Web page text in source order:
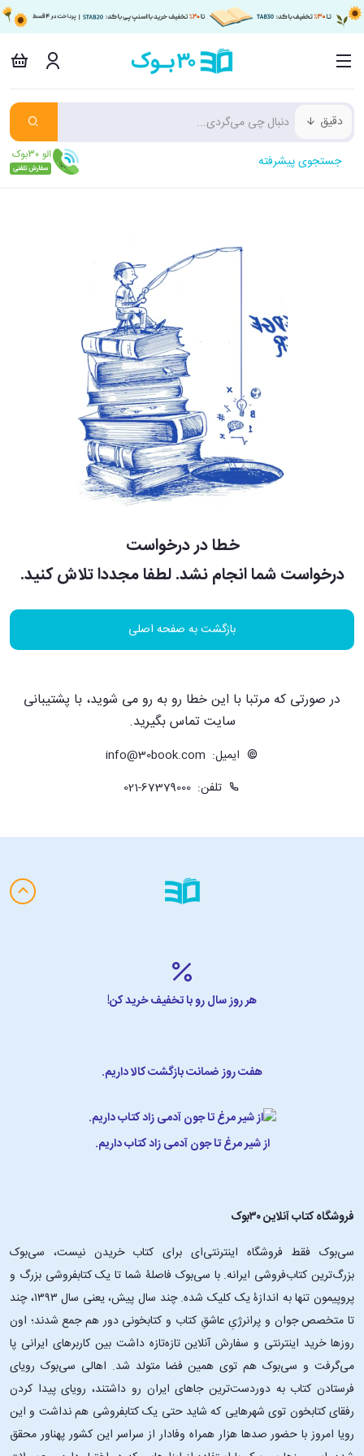
دقیق
جستجوی پیشرفته
خطا در درخواست
درخواست شما انجام نشد. لطفا مجددا تلاش کنید.
بازگشت به صفحه اصلی
در صورتی که مرتبا با این خطا رو به رو می شوید، با پشتیبانی
سایت تماس بگیرید.
ایمیل: info@30book.com
تلفن: 021-67379000
هر روز سال رو با تخفیف خرید کن!
هفت روز ضمانت بازگشت کالا داریم.
از شیر مرغ تا جون آدمی زاد کتاب داریم.
فروشگاه کتاب آنلاین ۳۰بوک
سی‌بوک فقط فروشگاه اینترنتی‌ای برای کتاب خریدن نیست، سی‌بوک
بزرگ‌ترین کتاب‌فروشی ایرانه. با سی‌بوک فاصلۀ شما تا یک کتابفروشی بزرگ و
پروپیمون تنها به اندازۀ یک کلیک شده. چند سال پیش، یعنی سال ۱۳۹۳، چند
تا متخصص جوان و پرانرژیِ عاشقِ کتاب و کتابخونی دور هم جمع شدند؛ اون‌
روزها خرید اینترنتی و سفارش آنلاین تازه‌تازه داشت بین کاربرهای ایرانی پا
می‌گرفت و سی‌بوک هم توی همین فضا متولد شد. اهالی سی‌بوک رویای
فرستادن کتاب به دوردست‌ترین جاهای ایران رو داشتند، رویای پیدا کردن
رفقای کتابخون توی شهرهایی که شاید حتی یک کتابفروشی هم نداشت و این
رویا امروز با حضور صدها هزار همراه وفادار از سراسر این کشور پهناور محقق